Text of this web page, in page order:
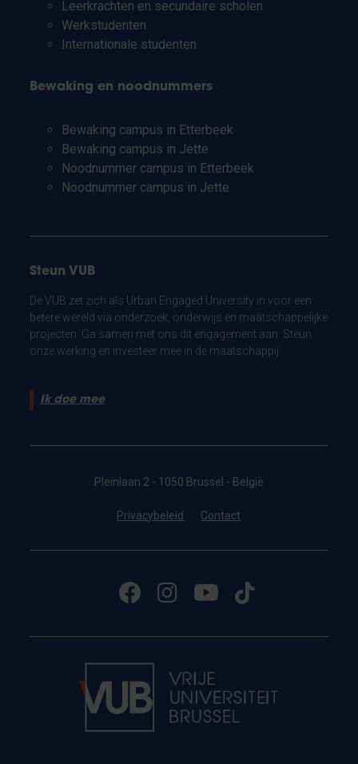
Leerkrachten en secundaire scholen
Werkstudenten
Internationale studenten
Bewaking en noodnummers
Bewaking campus in Etterbeek
Bewaking campus in Jette
Noodnummer campus in Etterbeek
Noodnummer campus in Jette
Steun VUB
De VUB zet zich als Urban Engaged University in voor een
betere wereld via onderzoek, onderwijs en maatschappelijke
projecten. Ga samen met ons dit engagement aan. Steun
onze werking en investeer mee in de maatschappij.
Ik doe mee
Pleinlaan 2 - 1050 Brussel - België
Privacybeleid Contact